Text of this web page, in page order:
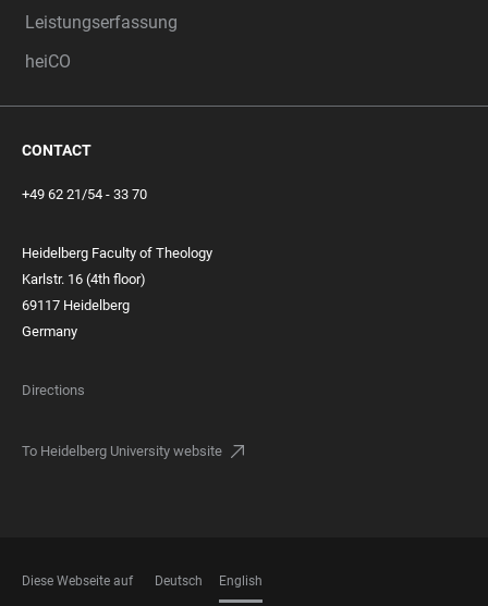
Leistungserfassung
heiCO
CONTACT
+49 62 21/54 - 33 70
Heidelberg Faculty of Theology
Karlstr. 16 (4th floor)
69117 Heidelberg
Germany
Directions
To Heidelberg University website
Diese Webseite auf Deutsch English